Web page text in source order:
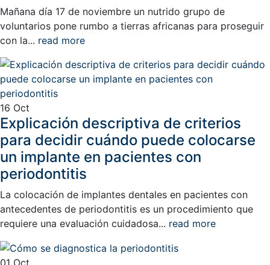
Mañana día 17 de noviembre un nutrido grupo de
voluntarios pone rumbo a tierras africanas para proseguir
con la... read more
16 Oct
Explicación descriptiva de criterios
para decidir cuándo puede colocarse
un implante en pacientes con
periodontitis
La colocación de implantes dentales en pacientes con
antecedentes de periodontitis es un procedimiento que
requiere una evaluación cuidadosa... read more